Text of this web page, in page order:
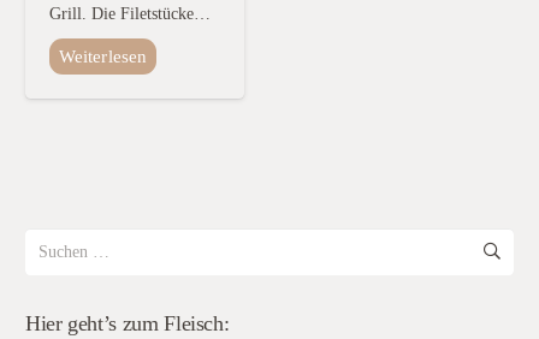
Grill. Die Filetstücke…
Weiterlesen
nach:
Hier geht’s zum Fleisch: